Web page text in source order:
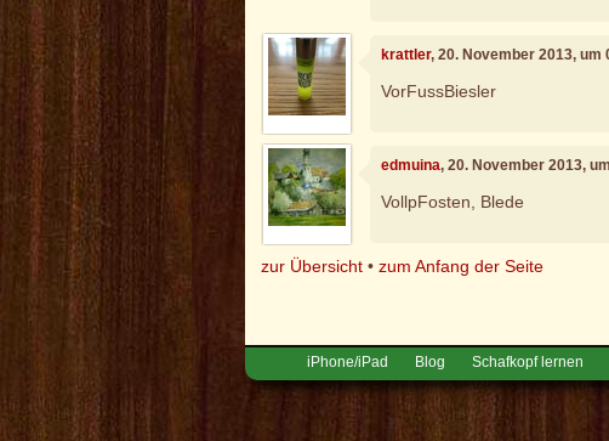
krattler, 20. November 2013, um
VorFussBiesler
edmuina, 20. November 2013,
VollpFosten, Blede
zur Übersicht •zum Anfang der Seite
iPhone/iPad Blog Schafkopf lernen